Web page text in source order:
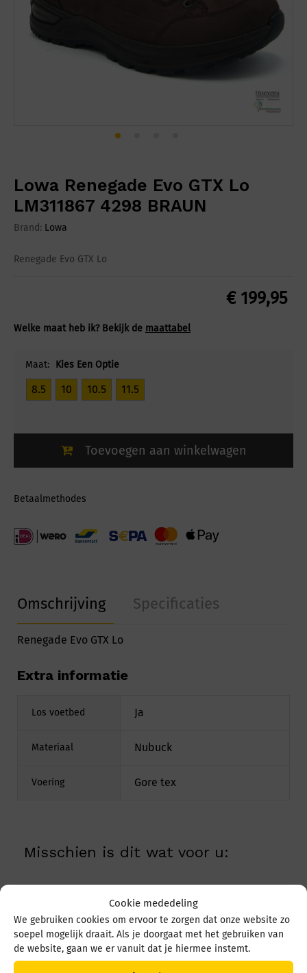
Cookie mededeling
We gebruiken cookies om ervoor te zorgen dat onze website zo
soepel mogelijk draait. Als je doorgaat met het gebruiken van
de website, gaan we er vanuit dat je hiermee instemt.
Lowa Renegade Evo GTX Lo
LM311867 4298 BRAUN
Brand: Lowa
Renegade Evo GTX Lo
€199,95
Welke maat heb ik? Bekijk de maattabel
Maat: Kies Een Optie
8.5 10 10.5 11.5
Toevoegen aan winkelwagen
Betaalmethodes
Omschrijving Specificaties
Renegade Evo GTX Lo
Extra informatie
Los voetbed Ja
Materiaal Nubuck
Voering Gore tex
Misschien is dit wat voor u: